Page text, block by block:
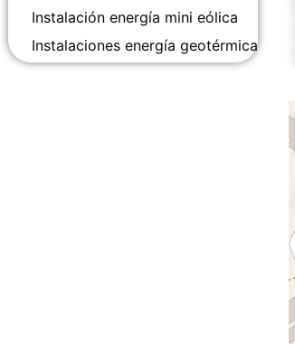
Instalación energía mini eólica
Instalaciones energía geotérmica